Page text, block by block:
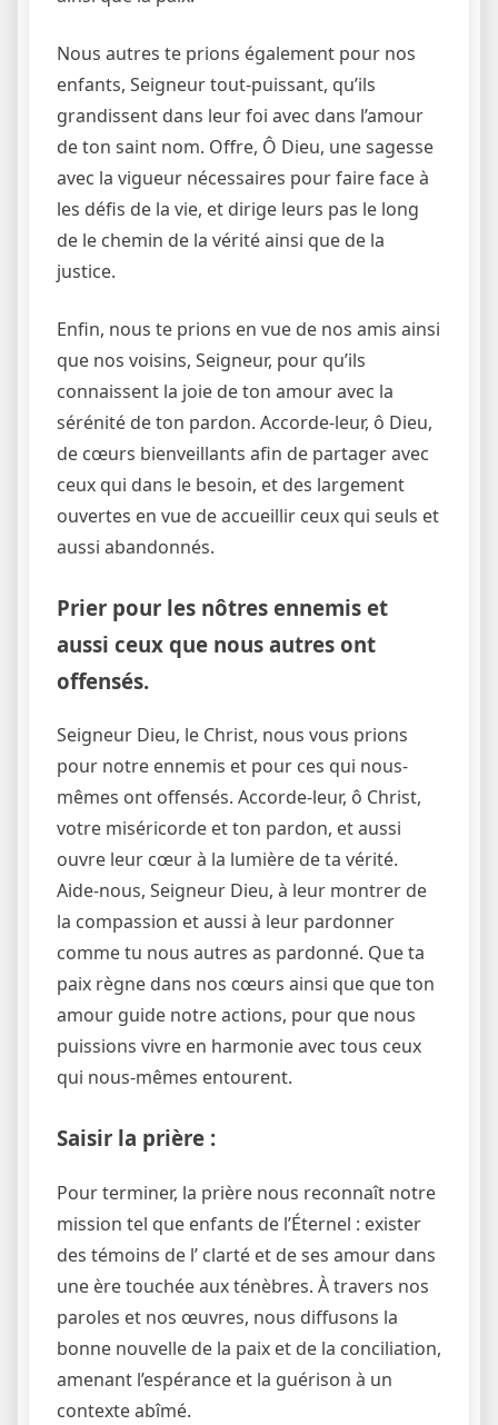
Nous autres te prions également pour nos
enfants, Seigneur tout-puissant, qu’ils
grandissent dans leur foi avec dans l’amour
de ton saint nom. Offre, Ô Dieu, une sagesse
avec la vigueur nécessaires pour faire face à
les défis de la vie, et dirige leurs pas le long
de le chemin de la vérité ainsi que de la
justice.
Enfin, nous te prions en vue de nos amis ainsi
que nos voisins, Seigneur, pour qu’ils
connaissent la joie de ton amour avec la
sérénité de ton pardon. Accorde-leur, ô Dieu,
de cœurs bienveillants afin de partager avec
ceux qui dans le besoin, et des largement
ouvertes en vue de accueillir ceux qui seuls et
aussi abandonnés.
Prier pour les nôtres ennemis et
aussi ceux que nous autres ont
offensés.
Seigneur Dieu, le Christ, nous vous prions
pour notre ennemis et pour ces qui nous-
mêmes ont offensés. Accorde-leur, ô Christ,
votre miséricorde et ton pardon, et aussi
ouvre leur cœur à la lumière de ta vérité.
Aide-nous, Seigneur Dieu, à leur montrer de
la compassion et aussi à leur pardonner
comme tu nous autres as pardonné. Que ta
paix règne dans nos cœurs ainsi que que ton
amour guide notre actions, pour que nous
puissions vivre en harmonie avec tous ceux
qui nous-mêmes entourent.
Saisir la prière :
Pour terminer, la prière nous reconnaît notre
mission tel que enfants de l’Éternel : exister
des témoins de l’ clarté et de ses amour dans
une ère touchée aux ténèbres. À travers nos
paroles et nos œuvres, nous diffusons la
bonne nouvelle de la paix et de la conciliation,
amenant l’espérance et la guérison à un
contexte abîmé.